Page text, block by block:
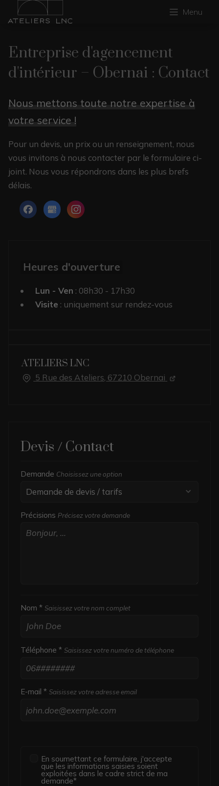
Menu
Entreprise d'agencement
d'intérieur – Obernai : Contact
Nous mettons toute notre expertise à
votre service !
Pour un devis, un prix ou un renseignement, nous
vous invitons à nous contacter par le formulaire ci-
joint. Nous vous répondrons dans les plus brefs
délais.
Heures d'ouverture
Lun - Ven : 08h30 - 17h30
Visite : uniquement sur rendez-vous
ATELIERS LNC
5 Rue des Ateliers, 67210 Obernai
Devis / Contact
Demande Choisissez une option
Précisions Précisez votre demande
Nom * Saisissez votre nom complet
Téléphone * Saisissez votre numéro de téléphone
E-mail * Saisissez votre adresse email
En soumettant ce formulaire, j'accepte
que les informations saisies soient
exploitées dans le cadre strict de ma
demande*